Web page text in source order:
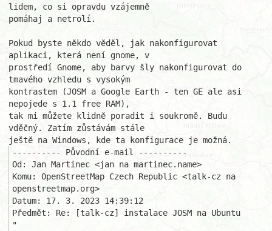
lidem, co si opravdu vzájemně
pomáhaj a netrolí.
Pokud byste někdo věděl, jak nakonfigurovat
aplikaci, která není gnome, v
prostředí Gnome, aby barvy šly nakonfigurovat do
tmavého vzhledu s vysokým
kontrastem (JOSM a Google Earth - ten GE ale asi
nepojede s 1.1 free RAM),
tak mi můžete klidně poradit i soukromě. Budu
vděčný. Zatím zůstávám stále
---------- Původní e-mail ----------
Od: Jan Martinec <jan na martinec.name>
Komu: OpenStreetMap Czech Republic <talk-cz na
openstreetmap.org>
Datum: 17. 3. 2023 14:39:12
Předmět: Re: [talk-cz] instalace JOSM na Ubuntu
"